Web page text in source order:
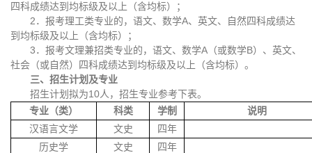
四科成绩达到均标级及以上（含均标）；
2．报考理工类专业的，语文、数学A、英文、自然四科成绩达
到均标级及以上（含均标）；
3．报考文理兼招类专业的，语文、数学A（或数学B）、英文、
社会（或自然）四科成绩达到均标级及以上（含均标）。
三、招生计划及专业
招生计划拟为10人，招生专业参考下表。
专业（类）
科类 学制
说明
汉语言文学
文史
四年
历史学
文史 四年